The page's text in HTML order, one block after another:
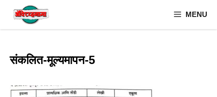
MENU
संकलित-मूल्यमापन-5